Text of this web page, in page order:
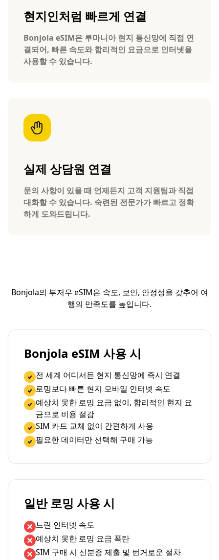
현지인처럼 빠르게 연결
Bonjola eSIM은 루마니아 현지 통신망에 직접 연
결되어, 빠른 속도와 합리적인 요금으로 인터넷을
사용할 수 있습니다.
실제 상담원 연결
문의 사항이 있을 때 언제든지 고객 지원팀과 직접
대화할 수 있습니다. 숙련된 전문가가 빠르고 정확
하게 도와드립니다.
Bonjola의 부저우 eSIM은 속도, 보안, 안정성을 갖추어 여
행의 만족도를 높입니다.
Bonjola eSIM 사용 시
전 세계 어디서든 현지 통신망에 즉시 연결
로밍보다 빠른 현지 모바일 인터넷 속도
예상치 못한 로밍 요금 없이, 합리적인 현지 요
금으로 비용 절감
SIM 카드 교체 없이 간편하게 사용
필요한 데이터만 선택해 구매 가능
일반 로밍 사용 시
느린 인터넷 속도
예상치 못한 로밍 요금 폭탄
SIM 구매 시 신분증 제출 및 번거로운 절차